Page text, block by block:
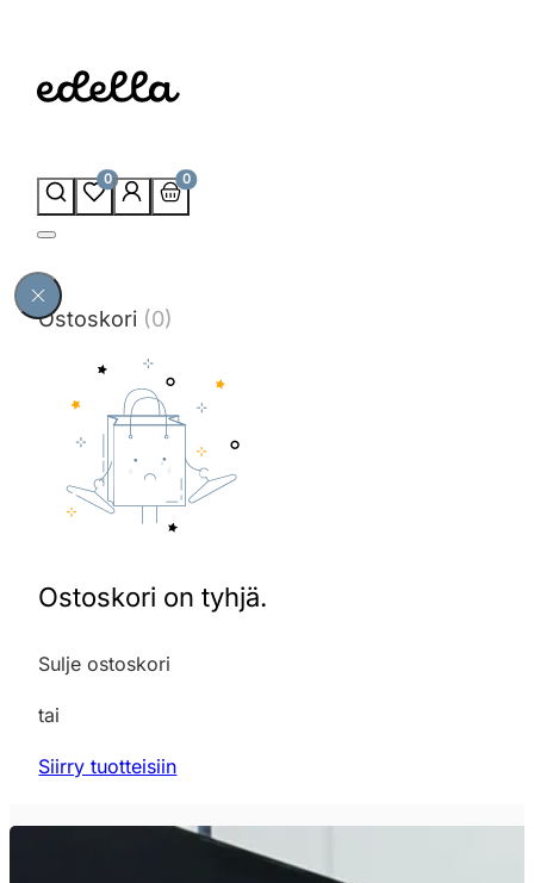
0 0
Ostoskori (0)
Ostoskori on tyhjä.
Sulje ostoskori
tai
Siirry tuotteisiin